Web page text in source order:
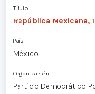
Título
República Mexicana,
País
México
Organización
Partido Democrático